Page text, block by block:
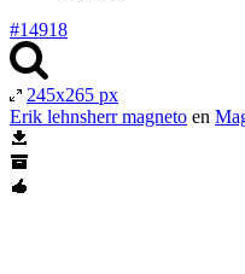
#14918
245x265 px
Erik lehnsherr magneto en